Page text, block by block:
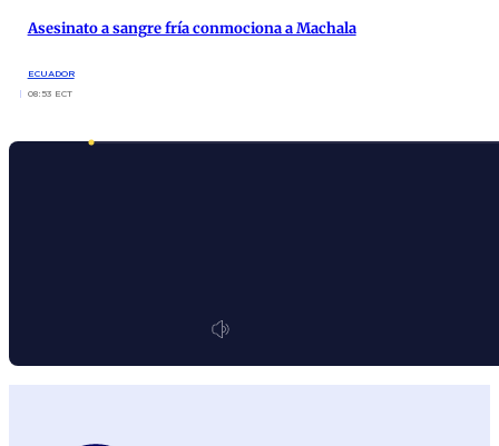
Asesinato a sangre fría conmociona a Machala
ECUADOR
08:53 ECT